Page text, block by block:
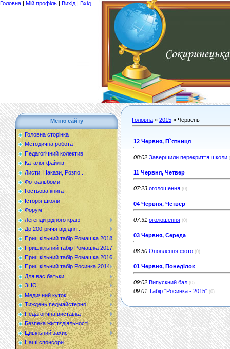
Головна | Мій профіль | Вихід | Вхід
Меню сайту
Головна сторінка
Методична робота
Педагогічний колектив
Каталог файлів
Листи, Накази, Розпо...
Фотоальбоми
Гостьова книга
Історія школи
Форум
Легенди рідного краю
До 200-річчя від дня...
Пришкільний табір Ромашка 2018
Пришкільний табір Ромашка 2017
Пришкільний табір Ромашка 2016
Пришкільний табір Росинка 2014
Для вас батьки
ЗНО
Медичний куток
Тиждень педмайстерно...
Педагогічна виставка
Безпека життєдіяльності
Цивільний захист
Наші спонсори
Головна » 2015 » Червень
12 Червня, П`ятниця
08:02 Завершили перекриття школи
11 Червня, Четвер
07:23 оголошення (0)
04 Червня, Четвер
07:31 оголошення (0)
03 Червня, Середа
08:50 Оновлення фото (0)
01 Червня, Понеділок
09:02 Випускний бал (0)
09:01 Табір "Росинка - 2015" (0)